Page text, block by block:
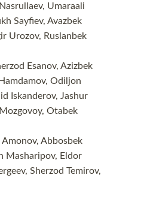
Umaraali
Sayfiev, Avazbek
Urozov, Ruslanbek
Esanov, Azizbek
Odiljon
Iskanderov, Jashur
Otabek
Amonov, Abbosbek
Masharipov, Eldor
Sherzod Temirov,